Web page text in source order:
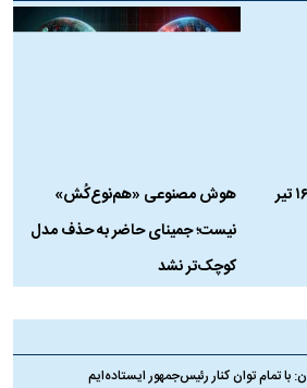
قیمت روز ارز‌های دیجیتال ۱۶ تیر
هوش مصنوعی «هم‌نوع‌کُش»
نیست؛ جمینای حاضر به حذف مدل
کوچک‌تر نشد
با تمام توان کنار رئیس‌جمهور ایستاده‌ایم